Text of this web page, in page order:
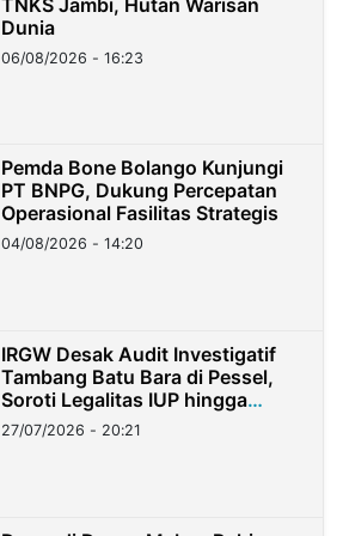
Dunia
06/08/2026 - 16:23
Pemda Bone Bolango Kunjungi
PT BNPG, Dukung Percepatan
Operasional Fasilitas Strategis
04/08/2026 - 14:20
IRGW Desak Audit Investigatif
Tambang Batu Bara di Pessel,
Soroti Legalitas IUP hingga
Stockpile
27/07/2026 - 20:21